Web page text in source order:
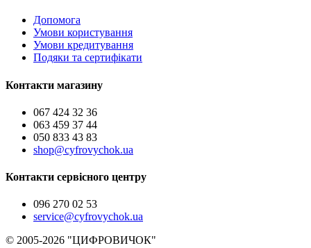
Допомога
Умови користування
Умови кредитування
Подяки та сертифікати
Контакти магазину
067 424 32 36
063 459 37 44
050 833 43 83
shop@cyfrovychok.ua
Контакти сервісного центру
096 270 02 53
service@cyfrovychok.ua
© 2005-2026 "ЦИФРОВИЧОК"